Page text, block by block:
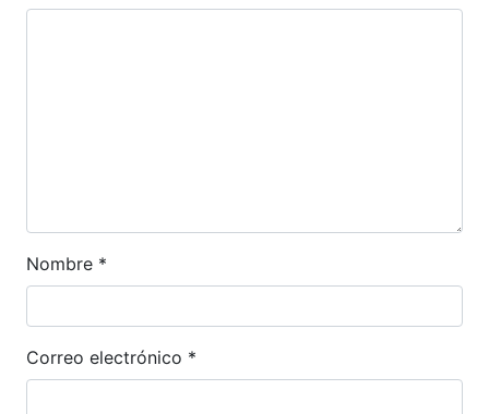
Nombre *
Correo electrónico *